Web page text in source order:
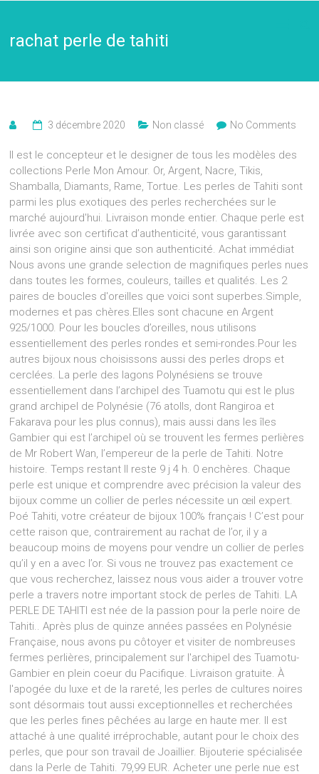
rachat perle de tahiti
3 décembre 2020 Non classé No Comments
Il est le concepteur et le designer de tous les modèles des
collections Perle Mon Amour. Or, Argent, Nacre, Tikis,
Shamballa, Diamants, Rame, Tortue. Les perles de Tahiti sont
parmi les plus exotiques des perles recherchées sur le
marché aujourd'hui. Livraison monde entier. Chaque perle est
livrée avec son certificat d’authenticité, vous garantissant
ainsi son origine ainsi que son authenticité. Achat immédiat
Nous avons une grande selection de magnifiques perles nues
dans toutes les formes, couleurs, tailles et qualités. Les 2
paires de boucles d'oreilles que voici sont superbes.Simple,
modernes et pas chères.Elles sont chacune en Argent
925/1000. Pour les boucles d’oreilles, nous utilisons
essentiellement des perles rondes et semi-rondes.Pour les
autres bijoux nous choisissons aussi des perles drops et
cerclées. La perle des lagons Polynésiens se trouve
essentiellement dans l’archipel des Tuamotu qui est le plus
grand archipel de Polynésie (76 atolls, dont Rangiroa et
Fakarava pour les plus connus), mais aussi dans les îles
Gambier qui est l’archipel où se trouvent les fermes perlières
de Mr Robert Wan, l’empereur de la perle de Tahiti. Notre
histoire. Temps restant Il reste 9 j 4 h. 0 enchères. Chaque
perle est unique et comprendre avec précision la valeur des
bijoux comme un collier de perles nécessite un œil expert.
Poé Tahiti, votre créateur de bijoux 100% français ! C’est pour
cette raison que, contrairement au rachat de l’or, il y a
beaucoup moins de moyens pour vendre un collier de perles
qu’il y en a avec l’or. Si vous ne trouvez pas exactement ce
que vous recherchez, laissez nous vous aider a trouver votre
perle a travers notre important stock de perles de Tahiti. LA
PERLE DE TAHITI est née de la passion pour la perle noire de
Tahiti.. Après plus de quinze années passées en Polynésie
Française, nous avons pu côtoyer et visiter de nombreuses
fermes perlières, principalement sur l'archipel des Tuamotu-
Gambier en plein coeur du Pacifique. Livraison gratuite. À
l'apogée du luxe et de la rareté, les perles de cultures noires
sont désormais tout aussi exceptionnelles et recherchées
que les perles fines pêchées au large en haute mer. Il est
attaché à une qualité irréprochable, autant pour le choix des
perles, que pour son travail de Joaillier. Bijouterie spécialisée
dans la Perle de Tahiti. 79,99 EUR. Acheter une perle nue est